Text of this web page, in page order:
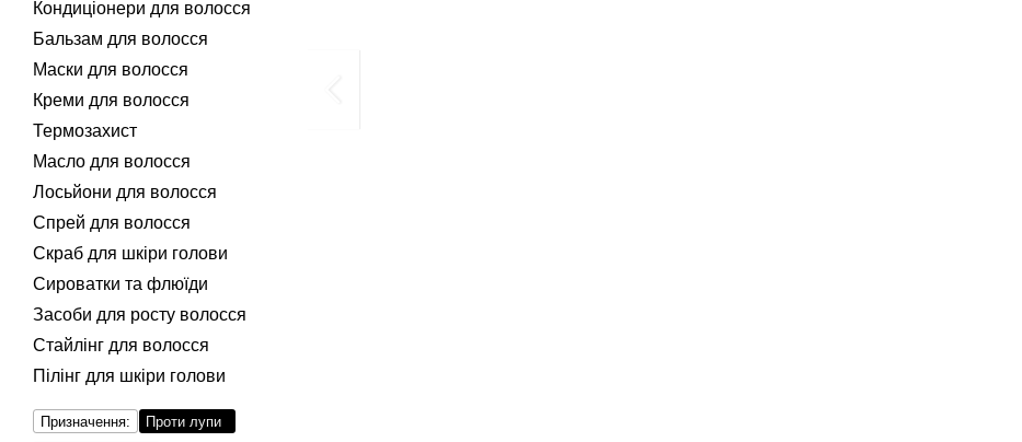
Кондиціонери для волосся
Бальзам для волосся
Маски для волосся
Креми для волосся
Термозахист
Масло для волосся
Лосьйони для волосся
Спрей для волосся
Скраб для шкіри голови
Сироватки та флюїди
Засоби для росту волосся
Стайлінг для волосся
Пілінг для шкіри голови
Призначення:
Проти лупи